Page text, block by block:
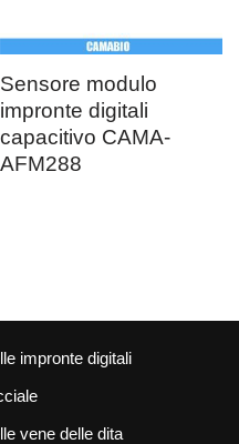
Sensore modulo
impronte digitali
capacitivo CAMA-
AFM288
impronte digitali
vene delle dita